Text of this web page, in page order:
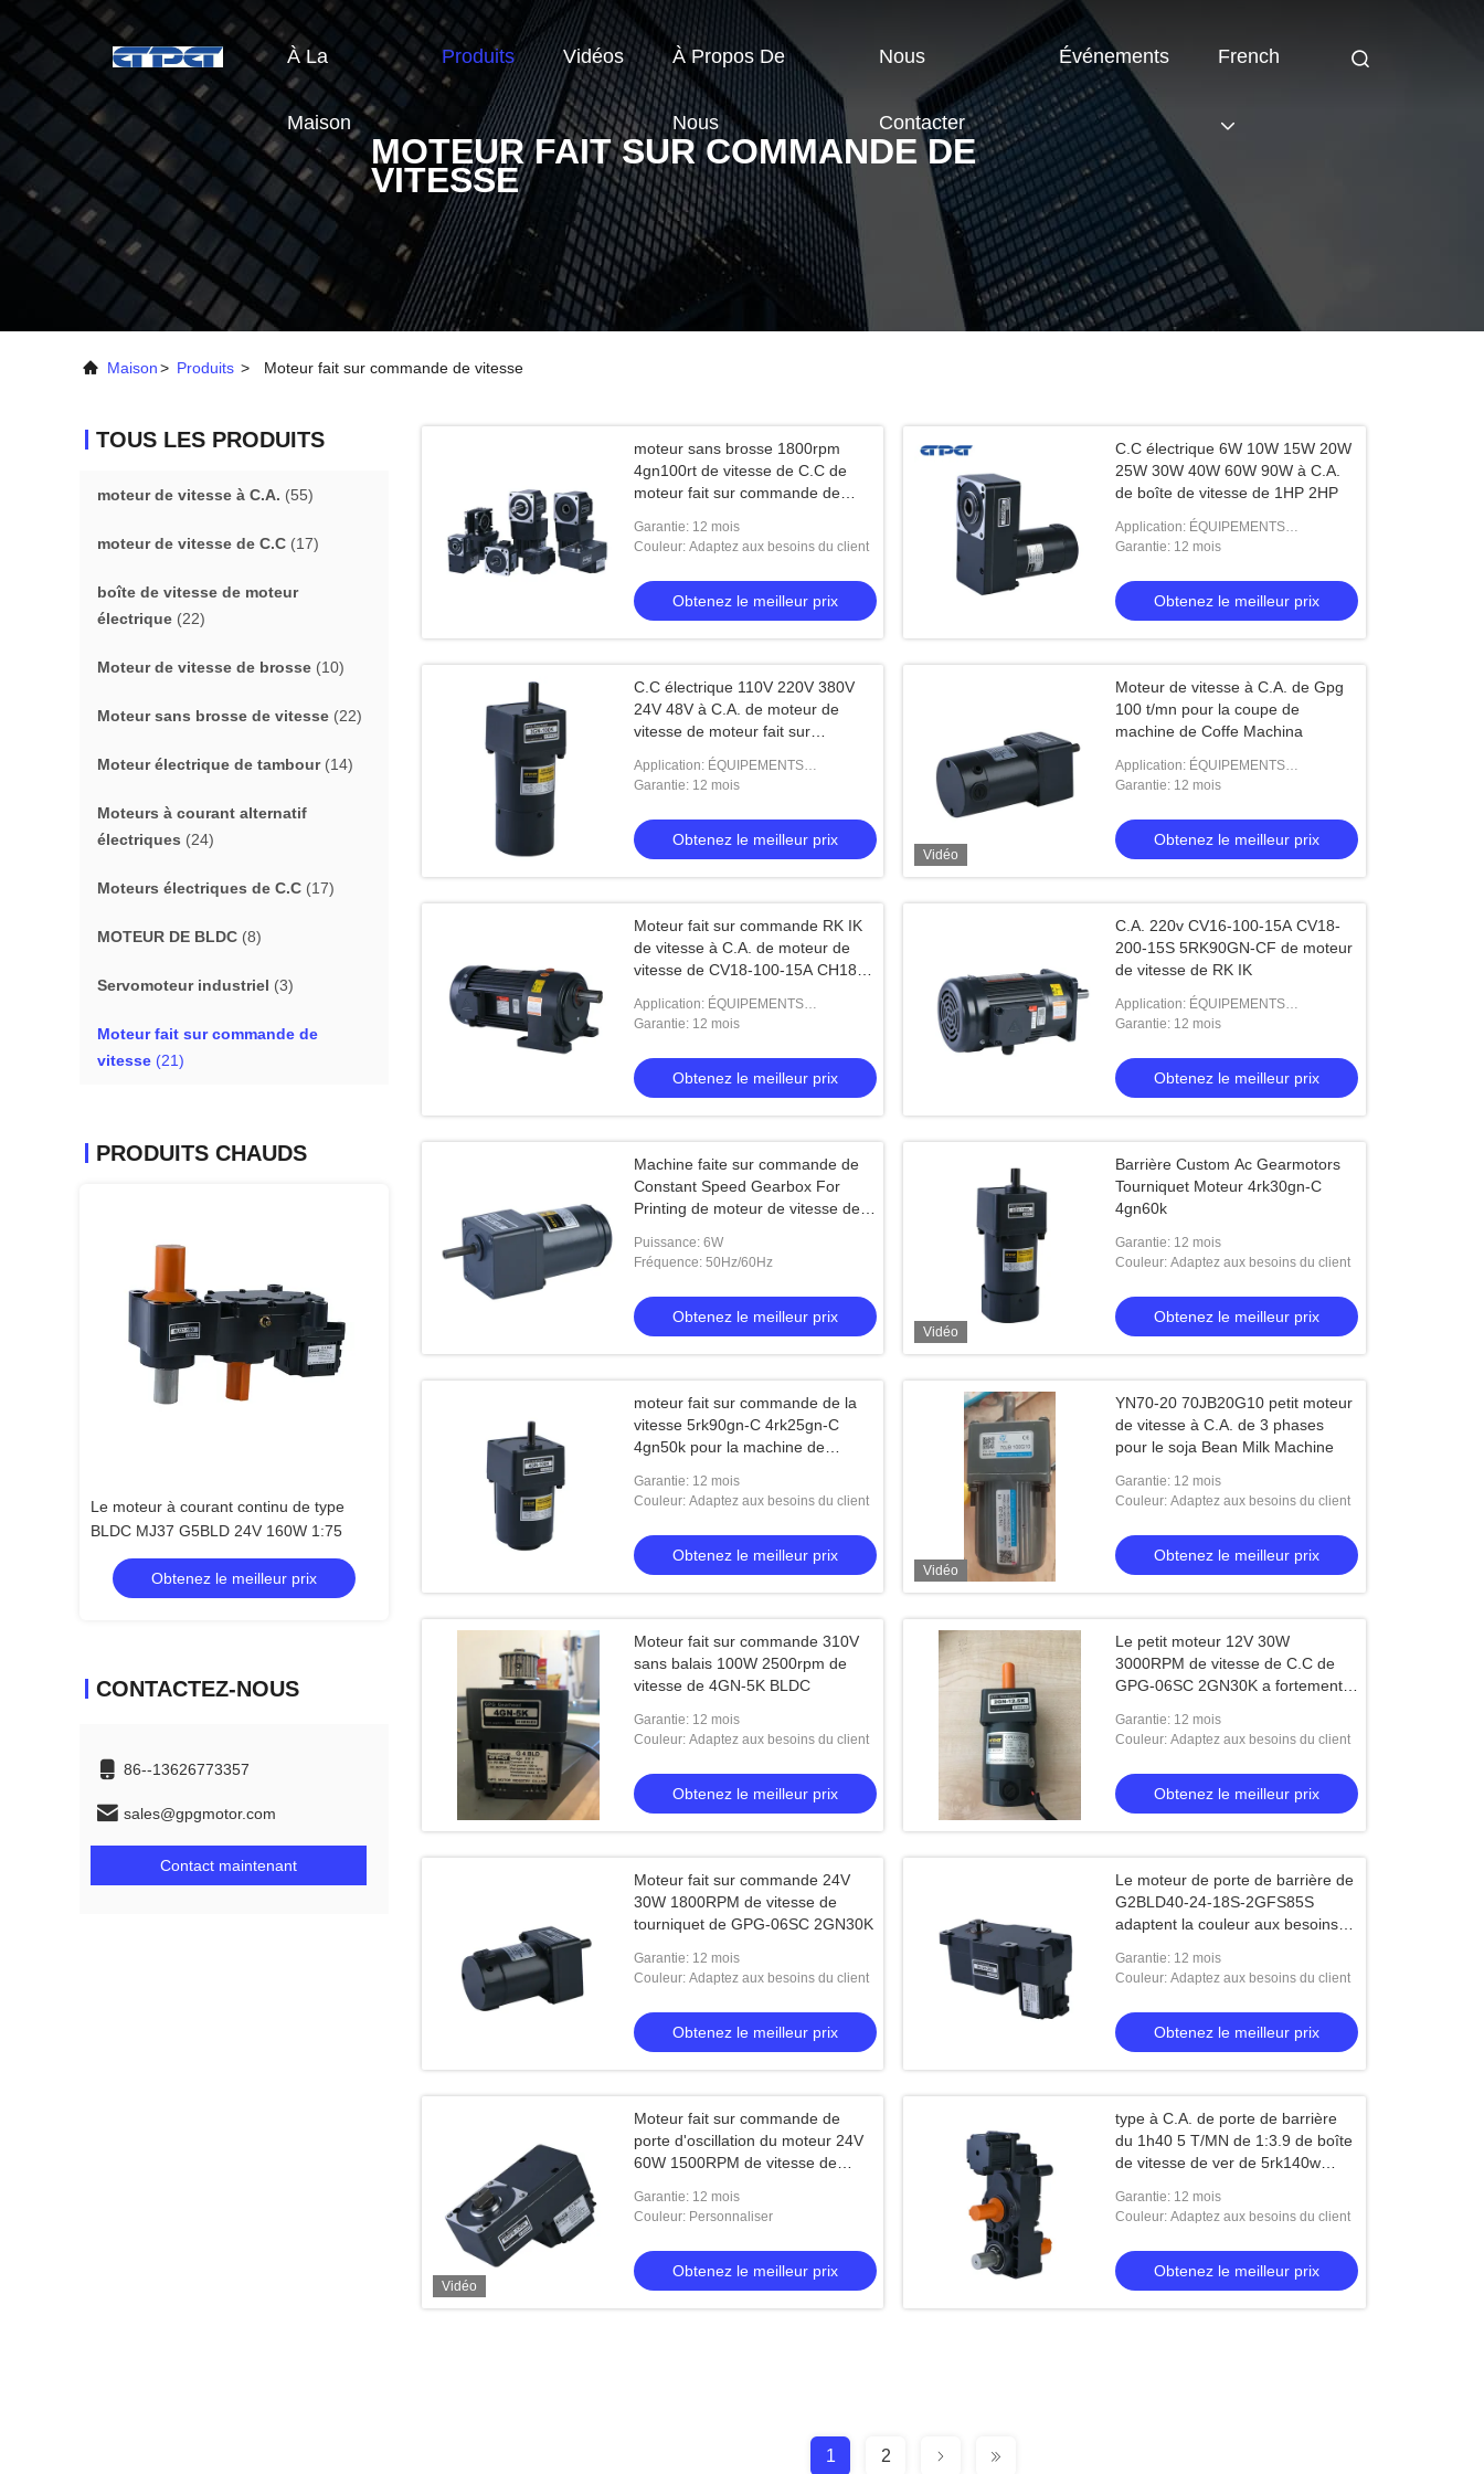
À La
Maison
Produits Vidéos À Propos De
Nous
Nous
Contacter
Événements French
MOTEUR FAIT SUR COMMANDE DE
VITESSE
Maison> Produits > Moteur fait sur commande de vitesse
TOUS LES PRODUITS
moteur de vitesse à C.A. (55)
moteur de vitesse de C.C (17)
boîte de vitesse de moteur
électrique (22)
Moteur de vitesse de brosse (10)
Moteur sans brosse de vitesse (22)
Moteur électrique de tambour(14)
Moteurs à courant alternatif
électriques (24)
Moteurs électriques de C.C (17)
MOTEUR DE BLDC (8)
Servomoteur industriel (3)
Moteur fait sur commande de
vitesse (21)
PRODUITS CHAUDS
Le moteur à courant continu de type
BLDC MJ37 G5BLD 24V 160W 1:75
Obtenez le meilleur prix
Le moteur à courant continu de type
BLDC MJ37 G5BLD 24V 160W 1:75
CONTACTEZ-NOUS
86--13626773357
sales@gpgmotor.com
Contact maintenant
moteur sans brosse 1800rpm
4gn100rt de vitesse de C.C de
moteur fait sur commande de
Garantie: 12 mois
Couleur: Adaptez aux besoins du client
Obtenez le meilleur prix
C.C électrique 6W 10W 15W 20W
25W 30W 40W 60W 90W à C.A.
de boîte de vitesse de 1HP 2HP
Application: ÉQUIPEMENTS
INDUSTRIELS
Garantie: 12 mois
Obtenez le meilleur prix
C.C électrique 110V 220V 380V
24V 48V à C.A. de moteur de
vitesse de moteur fait sur
commande de la vitesse 10W
Application: ÉQUIPEMENTS
INDUSTRIELS
Garantie: 12 mois
Obtenez le meilleur prix
Vidéo
Moteur de vitesse à C.A. de Gpg
100 t/mn pour la coupe de
machine de Coffe Machina
Application: ÉQUIPEMENTS
INDUSTRIELS
Garantie: 12 mois
Obtenez le meilleur prix
Moteur fait sur commande RK IK
de vitesse à C.A. de moteur de
vitesse de CV18-100-15A CH18-
Application: ÉQUIPEMENTS
INDUSTRIELS
Garantie: 12 mois
Obtenez le meilleur prix
C.A. 220v CV16-100-15A CV18-
200-15S 5RK90GN-CF de moteur
de vitesse de RK IK
Application: ÉQUIPEMENTS
INDUSTRIELS
Garantie: 12 mois
Obtenez le meilleur prix
Machine faite sur commande de
Constant Speed Gearbox For
Printing de moteur de vitesse de
Puissance: 6W
Fréquence: 50Hz/60Hz
Obtenez le meilleur prix
Vidéo
Barrière Custom Ac Gearmotors
Tourniquet Moteur 4rk30gn-C
4gn60k
Garantie: 12 mois
Couleur: Adaptez aux besoins du client
Obtenez le meilleur prix
moteur fait sur commande de la
vitesse 5rk90gn-C 4rk25gn-C
4gn50k pour la machine de
Garantie: 12 mois
Couleur: Adaptez aux besoins du client
Obtenez le meilleur prix
Vidéo
YN70-20 70JB20G10 petit moteur
de vitesse à C.A. de 3 phases
pour le soja Bean Milk Machine
Garantie: 12 mois
Couleur: Adaptez aux besoins du client
Obtenez le meilleur prix
Moteur fait sur commande 310V
sans balais 100W 2500rpm de
vitesse de 4GN-5K BLDC
Garantie: 12 mois
Couleur: Adaptez aux besoins du client
Obtenez le meilleur prix
Le petit moteur 12V 30W
3000RPM de vitesse de C.C de
GPG-06SC 2GN30K a fortement
Garantie: 12 mois
Couleur: Adaptez aux besoins du client
Obtenez le meilleur prix
Moteur fait sur commande 24V
30W 1800RPM de vitesse de
tourniquet de GPG-06SC 2GN30K
Garantie: 12 mois
Couleur: Adaptez aux besoins du client
Obtenez le meilleur prix
Le moteur de porte de barrière de
G2BLD40-24-18S-2GFS85S
adaptent la couleur aux besoins
Garantie: 12 mois
Couleur: Adaptez aux besoins du client
Obtenez le meilleur prix
Vidéo
Moteur fait sur commande de
porte d'oscillation du moteur 24V
60W 1500RPM de vitesse de
Garantie: 12 mois
Couleur: Personnaliser
Obtenez le meilleur prix
type à C.A. de porte de barrière
du 1h40 5 T/MN de 1:3.9 de boîte
de vitesse de ver de 5rk140w
Garantie: 12 mois
Couleur: Adaptez aux besoins du client
Obtenez le meilleur prix
1 2